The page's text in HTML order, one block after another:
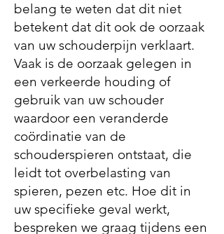
belang te weten dat dit niet
betekent dat dit ook de oorzaak
van uw schouderpijn verklaart.
Vaak is de oorzaak gelegen in
een verkeerde houding of
gebruik van uw schouder
waardoor een veranderde
coördinatie van de
schouderspieren ontstaat, die
leidt tot overbelasting van
spieren, pezen etc. Hoe dit in
uw specifieke geval werkt,
bespreken we graag tijdens een